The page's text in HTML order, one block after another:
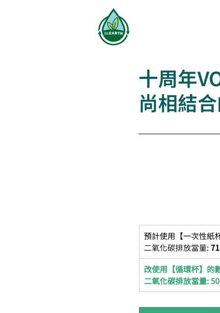
十周年
尚相結
預計使用【一次性紙
二氧化碳排放當量:
改使用【循環杯】的
二氧化碳排放當量: